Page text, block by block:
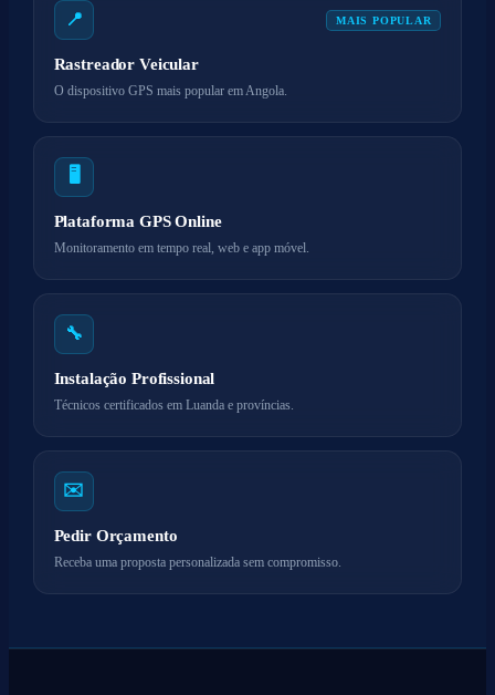
📍 MAIS POPULAR
Rastreador Veicular
O dispositivo GPS mais popular em Angola.
🖥️
Plataforma GPS Online
Monitoramento em tempo real, web e app móvel.
🔧
Instalação Profissional
Técnicos certificados em Luanda e províncias.
✉️
Pedir Orçamento
Receba uma proposta personalizada sem compromisso.